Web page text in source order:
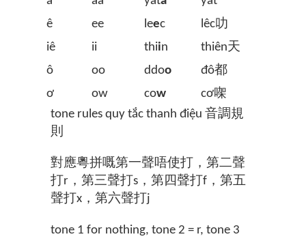
ê
ee leec
lêc叻
iê
ii thiin
thiên天
ô
oo ddoo
đô都
ơ
ow cow
cơ㗎
tone rules quy tắc thanh điệu 音調規
則
對應粵拼嘅第一聲唔使打，第二聲
打r，第三聲打s，第四聲打f，第五
聲打x，第六聲打j
tone 1 for nothing, tone 2 = r, tone 3